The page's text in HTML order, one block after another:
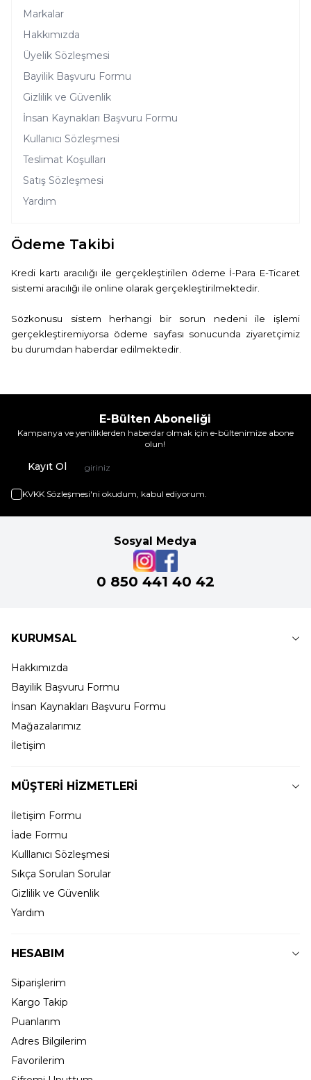
Markalar
Hakkımızda
Üyelik Sözleşmesi
Bayilik Başvuru Formu
Gizlilik ve Güvenlik
İnsan Kaynakları Başvuru Formu
Kullanıcı Sözleşmesi
Teslimat Koşulları
Satış Sözleşmesi
Yardım
Ödeme Takibi
Kredi kartı aracılığı ile gerçekleştirilen ödeme İ-Para E-Ticaret
sistemi aracılığı ile online olarak gerçekleştirilmektedir.
Sözkonusu sistem herhangi bir sorun nedeni ile işlemi
gerçekleştiremiyorsa ödeme sayfası sonucunda ziyaretçimiz
bu durumdan haberdar edilmektedir.
E-Bülten Aboneliği
Kampanya ve yeniliklerden haberdar olmak için e-bültenimize abone
olun!
Kayıt Ol
KVKK Sözleşmesi'ni okudum, kabul ediyorum.
Sosyal Medya
0 850 441 40 42
KURUMSAL
Hakkımızda
Bayilik Başvuru Formu
İnsan Kaynakları Başvuru Formu
Mağazalarımız
İletişim
MÜŞTERİ HİZMETLERİ
İletişim Formu
İade Formu
Kulllanıcı Sözleşmesi
Sıkça Sorulan Sorular
Gizlilik ve Güvenlik
Yardım
HESABIM
Siparişlerim
Kargo Takip
Puanlarım
Adres Bilgilerim
Favorilerim